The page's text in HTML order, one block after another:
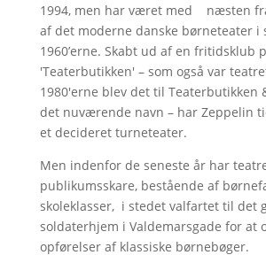
1994, men har været med næsten
af det moderne danske børneteater i
1960’erne. Skabt ud af en fritidsklub
'Teaterbutikken' – som også var
1980'erne blev det til Teaterbutikken
det nuværende navn – har Zeppelin
et decideret turneteater.
Men indenfor de seneste år har
publikumsskare, bestående af
skoleklasser, i stedet valfartet til det
soldaterhjem i Valdemarsgade for at
opførelser af klassiske børnebøger.